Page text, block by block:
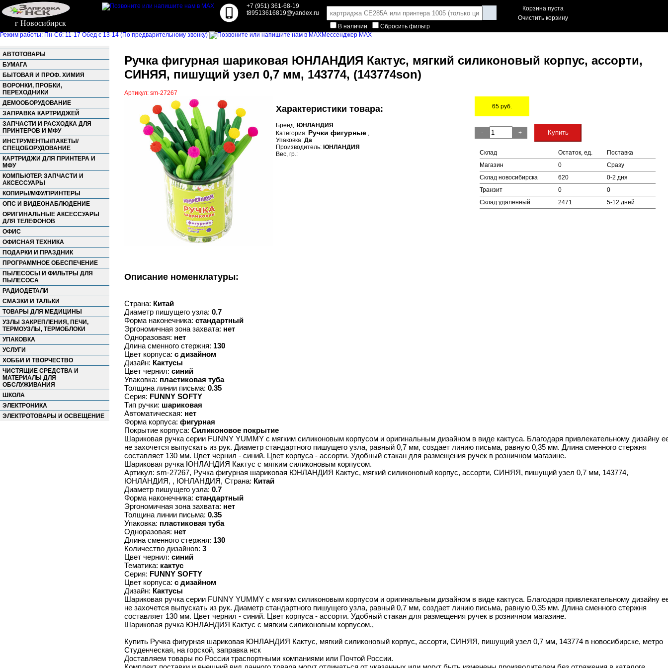
г Новосибирск
+7 (951) 361-68-19
t89513616819@yandex.ru
В наличии
Сбросить фильтр
Корзина пуста
Очистить корзину
Режим работы: Пн-Сб: 11-17 Обед с 13-14 (По предварительному звонку) Мессенджер MAX
АВТОТОВАРЫ
БУМАГА
БЫТОВАЯ И ПРОФ. ХИМИЯ
ВОРОНКИ, ПРОБКИ,
ПЕРЕХОДНИКИ
ДЕМООБОРУДОВАНИЕ
ЗАПРАВКА КАРТРИДЖЕЙ
ЗАПЧАСТИ И РАСХОДКА ДЛЯ
ПРИНТЕРОВ И МФУ
ИНСТРУМЕНТЫ/ПАКЕТЫ/
СПЕЦОБОРУДОВАНИЕ
КАРТРИДЖИ ДЛЯ ПРИНТЕРА И
МФУ
КОМПЬЮТЕР. ЗАПЧАСТИ И
АКСЕССУАРЫ
КОПИРЫ/МФУ/ПРИНТЕРЫ
ОПС И ВИДЕОНАБЛЮДЕНИЕ
ОРИГИНАЛЬНЫЕ АКСЕССУАРЫ
ДЛЯ ТЕЛЕФОНОВ
ОФИС
ОФИСНАЯ ТЕХНИКА
ПОДАРКИ И ПРАЗДНИК
ПРОГРАММНОЕ ОБЕСПЕЧЕНИЕ
ПЫЛЕСОСЫ И ФИЛЬТРЫ ДЛЯ
ПЫЛЕСОСА
РАДИОДЕТАЛИ
СМАЗКИ И ТАЛЬКИ
ТОВАРЫ ДЛЯ МЕДИЦИНЫ
УЗЛЫ ЗАКРЕПЛЕНИЯ, ПЕЧИ,
ТЕРМОУЗЛЫ, ТЕРМОБЛОКИ
УПАКОВКА
УСЛУГИ
ХОББИ И ТВОРЧЕСТВО
ЧИСТЯЩИЕ СРЕДСТВА И
МАТЕРИАЛЫ ДЛЯ
ОБСЛУЖИВАНИЯ
ШКОЛА
ЭЛЕКТРОНИКА
ЭЛЕКТРОТОВАРЫ И ОСВЕЩЕНИЕ
Ручка фигурная шариковая ЮНЛАНДИЯ Кактус, мягкий силиконовый корпус, ассорти,
СИНЯЯ, пишущий узел 0,7 мм, 143774, (143774son)
Артикул: sm-27267
Характеристики товара:
Бренд: ЮНЛАНДИЯ
Категория: Ручки фигурные ,
Упаковка: Да
Производитель: ЮНЛАНДИЯ
Вес, гр.:
65 руб.
-
+ Купить
Склад Остаток, ед.
Поставка
Магазин
0
Сразу
Склад новосибирска
620
0-2 дня
Транзит
0
0
Склад удаленный
2471 5-12 дней
Описание номенклатуры:
Страна: Китай
Диаметр пишущего узла: 0.7
Форма наконечника: стандартный
Эргономичная зона захвата: нет
Одноразовая: нет
Длина сменного стержня: 130
Цвет корпуса: с дизайном
Дизайн: Кактусы
Цвет чернил: синий
Упаковка: пластиковая туба
Толщина линии письма: 0.35
Серия: FUNNY SOFTY
Тип ручки: шариковая
Автоматическая: нет
Форма корпуса: фигурная
Покрытие корпуса: Силиконовое покрытие
Шариковая ручка серии FUNNY YUMMY с мягким силиконовым корпусом и оригинальным дизайном в виде кактуса. Благодаря привлекательному дизайну
не захочется выпускать из рук. Диаметр стандартного пишущего узла, равный 0,7 мм, создает линию письма, равную 0,35 мм. Длина сменного стержня
составляет 130 мм. Цвет чернил - синий. Цвет корпуса - ассорти. Удобный стакан для размещения ручек в розничном магазине.
Шариковая ручка ЮНЛАНДИЯ Кактус с мягким силиконовым корпусом.
Артикул: sm-27267, Ручка фигурная шариковая ЮНЛАНДИЯ Кактус, мягкий силиконовый корпус, ассорти, СИНЯЯ, пишущий узел 0,7 мм, 143774,
ЮНЛАНДИЯ, , ЮНЛАНДИЯ, Страна: Китай
Диаметр пишущего узла: 0.7
Форма наконечника: стандартный
Эргономичная зона захвата: нет
Толщина линии письма: 0.35
Упаковка: пластиковая туба
Одноразовая: нет
Длина сменного стержня: 130
Количество дизайнов: 3
Цвет чернил: синий
Тематика: кактус
Серия: FUNNY SOFTY
Цвет корпуса: с дизайном
Дизайн: Кактусы
Шариковая ручка серии FUNNY YUMMY с мягким силиконовым корпусом и оригинальным дизайном в виде кактуса. Благодаря привлекательному дизайну
не захочется выпускать из рук. Диаметр стандартного пишущего узла, равный 0,7 мм, создает линию письма, равную 0,35 мм. Длина сменного стержня
составляет 130 мм. Цвет чернил - синий. Цвет корпуса - ассорти. Удобный стакан для размещения ручек в розничном магазине.
Шариковая ручка ЮНЛАНДИЯ Кактус с мягким силиконовым корпусом.,
Купить Ручка фигурная шариковая ЮНЛАНДИЯ Кактус, мягкий силиконовый корпус, ассорти, СИНЯЯ, пишущий узел 0,7 мм, 143774 в новосибирске, метро
Студенческая, на горской, заправка нск
Доставляем товары по России траспортными компаниями или Почтой России.